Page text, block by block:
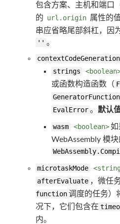
包含方案、主机和端口
的 url.origin 属性的
串应省略尾部斜杠，因
'' 。
contextCodeGeneration
strings
或函数构造函数（
GeneratorFunction
EvalError。 默认值
wasm <boolean>如
WebAssembly 模
microtaskMode
afterEvaluate ，微任
function调度的任务）
况下，它们包含在
内。